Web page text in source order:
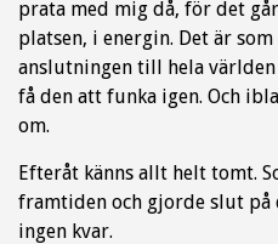
prata med mig då, för det
platsen, i energin. Det är
anslutningen till hela
få den att funka igen. Och
om.
Efteråt känns allt helt tomt.
framtiden och gjorde slut på
ingen kvar.